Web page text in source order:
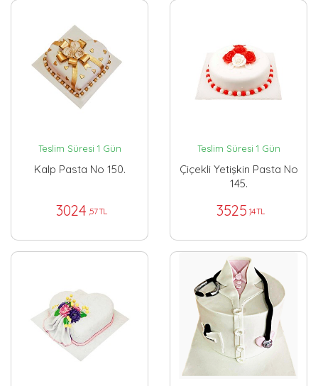
Teslim Süresi 1 Gün
Kalp Pasta No 150.
3024 ,57 TL
Teslim Süresi 1 Gün
Çiçekli Yetişkin Pasta No
145.
3525 ,14 TL